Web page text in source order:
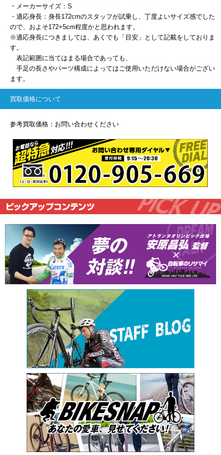
・メーカーサイズ：S
・適応身長：身長172cmのスタッフが試乗し、丁度よいサイズ感でした
ので、およそ172+5cm程度かと思われます。
※適応身長につきましては、あくでも「目安」として記載をしておりま
す。
表記範囲に当てはまる場合であっても、
手足の長さやパーツ構成によってはご使用いただけない場合がござい
ます。
買取価格について
参考買取価格：お問い合わせください